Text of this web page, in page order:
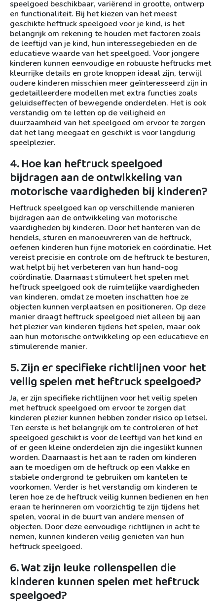
speelgoed beschikbaar, variërend in grootte, ontwerp
en functionaliteit. Bij het kiezen van het meest
geschikte heftruck speelgoed voor je kind, is het
belangrijk om rekening te houden met factoren zoals
de leeftijd van je kind, hun interessegebieden en de
educatieve waarde van het speelgoed. Voor jongere
kinderen kunnen eenvoudige en robuuste heftrucks met
kleurrijke details en grote knoppen ideaal zijn, terwijl
oudere kinderen misschien meer geïnteresseerd zijn in
gedetailleerdere modellen met extra functies zoals
geluidseffecten of bewegende onderdelen. Het is ook
verstandig om te letten op de veiligheid en
duurzaamheid van het speelgoed om ervoor te zorgen
dat het lang meegaat en geschikt is voor langdurig
speelplezier.
4. Hoe kan heftruck speelgoed
bijdragen aan de ontwikkeling van
motorische vaardigheden bij kinderen?
Heftruck speelgoed kan op verschillende manieren
bijdragen aan de ontwikkeling van motorische
vaardigheden bij kinderen. Door het hanteren van de
hendels, sturen en manoeuvreren van de heftruck,
oefenen kinderen hun fijne motoriek en coördinatie. Het
vereist precisie en controle om de heftruck te besturen,
wat helpt bij het verbeteren van hun hand-oog
coördinatie. Daarnaast stimuleert het spelen met
heftruck speelgoed ook de ruimtelijke vaardigheden
van kinderen, omdat ze moeten inschatten hoe ze
objecten kunnen verplaatsen en positioneren. Op deze
manier draagt heftruck speelgoed niet alleen bij aan
het plezier van kinderen tijdens het spelen, maar ook
aan hun motorische ontwikkeling op een educatieve en
stimulerende manier.
5. Zijn er specifieke richtlijnen voor het
veilig spelen met heftruck speelgoed?
Ja, er zijn specifieke richtlijnen voor het veilig spelen
met heftruck speelgoed om ervoor te zorgen dat
kinderen plezier kunnen hebben zonder risico op letsel.
Ten eerste is het belangrijk om te controleren of het
speelgoed geschikt is voor de leeftijd van het kind en
of er geen kleine onderdelen zijn die ingeslikt kunnen
worden. Daarnaast is het aan te raden om kinderen
aan te moedigen om de heftruck op een vlakke en
stabiele ondergrond te gebruiken om kantelen te
voorkomen. Verder is het verstandig om kinderen te
leren hoe ze de heftruck veilig kunnen bedienen en hen
eraan te herinneren om voorzichtig te zijn tijdens het
spelen, vooral in de buurt van andere mensen of
objecten. Door deze eenvoudige richtlijnen in acht te
nemen, kunnen kinderen veilig genieten van hun
heftruck speelgoed.
6. Wat zijn leuke rollenspellen die
kinderen kunnen spelen met heftruck
speelgoed?